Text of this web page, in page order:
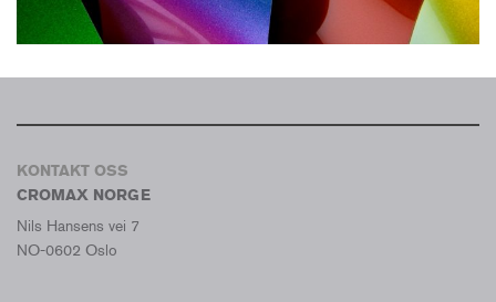
KONTAKT OSS
CROMAX NORGE
Nils Hansens vei 7
NO-0602 Oslo